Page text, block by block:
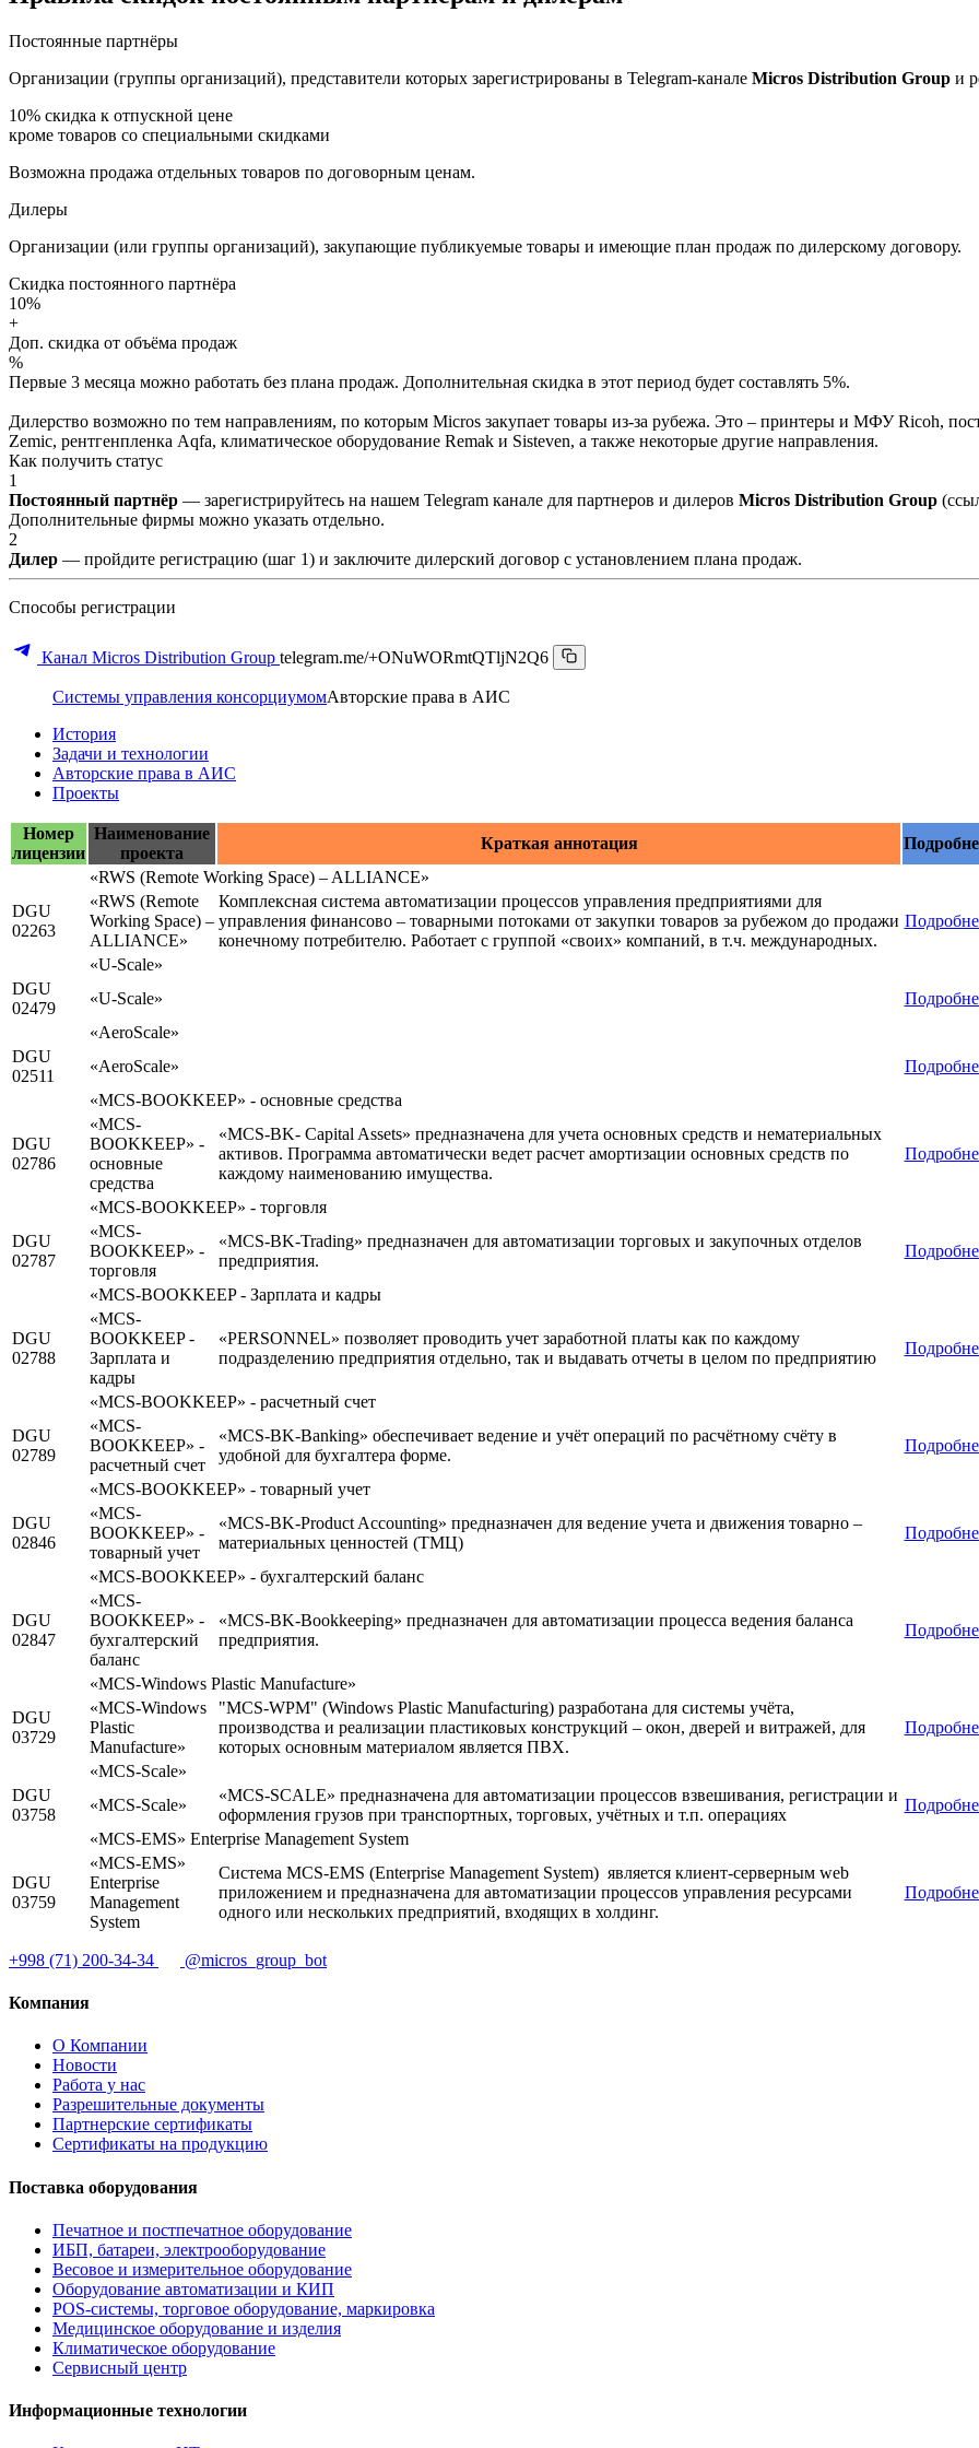
Постоянные партнёры
Организации (группы организаций), представители которых зарегистрированы в Telegram-канале Micros Distribution Group и
10% скидка к отпускной цене
кроме товаров со специальными скидками
Возможна продажа отдельных товаров по договорным ценам.
Дилеры
Организации (или группы организаций), закупающие публикуемые товары и имеющие план продаж по дилерскому договору.
Скидка постоянного партнёра
10%
+
Доп. скидка от объёма продаж
%
Первые 3 месяца можно работать без плана продаж. Дополнительная скидка в этот период будет составлять 5%.
Дилерство возможно по тем направлениям, по которым Micros закупает товары из-за рубежа. Это – принтеры и МФУ Ricoh,
Zemic, рентгенпленка Aqfa, климатическое оборудование Remak и Sisteven, а также некоторые другие направления.
Как получить статус
1
Постоянный партнёр — зарегистрируйтесь на нашем Telegram канале для партнеров и дилеров Micros Distribution Group
Дополнительные фирмы можно указать отдельно.
2
Дилер — пройдите регистрацию (шаг 1) и заключите дилерский договор с установлением плана продаж.
Способы регистрации
Канал Micros Distribution Group telegram.me/+ONuWORmtQTljN2Q6
Системы управления консорциумомАвторские права в АИС
История
Задачи и технологии
Авторские права в АИС
Проекты
Номер
лицензии
Наименование
проекта
Краткая аннотация
«RWS (Remote Working Space) – ALLIANCE»
DGU
02263
«RWS (Remote
Working Space) –
ALLIANCE»
Комплексная система автоматизации процессов управления предприятиями для
управления финансово – товарными потоками от закупки товаров за рубежом до продажи
конечному потребителю. Работает с группой «своих» компаний, в т.ч. международных.
«U-Scale»
DGU
02479
«U-Scale»
«AeroScale»
DGU
02511
«AeroScale»
«MCS-BOOKKEEP» - основные средства
DGU
02786
«MCS-
BOOKKEEP» -
основные
средства
«MCS-BK- Capital Assets» предназначена для учета основных средств и нематериальных
активов. Программа автоматически ведет расчет амортизации основных средств по
каждому наименованию имущества.
«MCS-BOOKKEEP» - торговля
DGU
02787
«MCS-
BOOKKEEP» -
торговля
«MCS-BK-Trading» предназначен для автоматизации торговых и закупочных отделов
предприятия.
«MCS-BOOKKEEP - Зарплата и кадры
DGU
02788
«MCS-
BOOKKEEP -
Зарплата и
кадры
«PERSONNEL» позволяет проводить учет заработной платы как по каждому
подразделению предприятия отдельно, так и выдавать отчеты в целом по предприятию
«MCS-BOOKKEEP» - расчетный счет
DGU
02789
«MCS-
BOOKKEEP» -
расчетный счет
«MCS-BK-Banking» обеспечивает ведение и учёт операций по расчётному счёту в
удобной для бухгалтера форме.
«MCS-BOOKKEEP» - товарный учет
DGU
02846
«MCS-
BOOKKEEP» -
товарный учет
«MCS-BK-Product Accounting» предназначен для ведение учета и движения товарно –
материальных ценностей (ТМЦ)
«MCS-BOOKKEEP» - бухгалтерский баланс
DGU
02847
«MCS-
BOOKKEEP» -
бухгалтерский
баланс
«MCS-BK-Bookkeeping» предназначен для автоматизации процесса ведения баланса
предприятия.
«MCS-Windows Plastic Manufacture»
DGU
03729
«MCS-Windows
Plastic
Manufacture»
"MCS-WPM" (Windows Plastic Manufacturing) разработана для системы учёта,
производства и реализации пластиковых конструкций – окон, дверей и витражей, для
которых основным материалом является ПВХ.
«MCS-Scale»
DGU
03758
«MCS-Scale»
«MCS-SCALE» предназначена для автоматизации процессов взвешивания, регистрации и
оформления грузов при транспортных, торговых, учётных и т.п. операциях
«MCS-EMS» Enterprise Management System
DGU
03759
«MCS-EMS»
Enterprise
Management
System
Система MCS-EMS (Enterprise Management System) является клиент-серверным web
приложением и предназначена для автоматизации процессов управления ресурсами
одного или нескольких предприятий, входящих в холдинг.
+998 (71) 200-34-34 @micros_group_bot
Компания
О Компании
Новости
Работа у нас
Разрешительные документы
Партнерские сертификаты
Сертификаты на продукцию
Поставка оборудования
Печатное и постпечатное оборудование
ИБП, батареи, электрооборудование
Весовое и измерительное оборудование
Оборудование автоматизации и КИП
POS-системы, торговое оборудование, маркировка
Медицинское оборудование и изделия
Климатическое оборудование
Сервисный центр
Информационные технологии